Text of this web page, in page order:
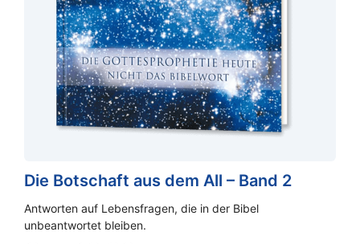
Die Botschaft aus dem All – Band 2
Antworten auf Lebensfragen, die in der Bibel
unbeantwortet bleiben.